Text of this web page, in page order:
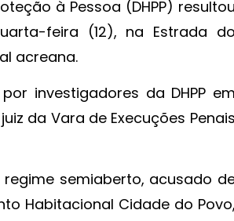
à Pessoa (DHPP)
feira (12), na Estrada
acreana.
investigadores da DHPP
da Vara de Execuções
semiaberto, acusado
Habitacional Cidade do